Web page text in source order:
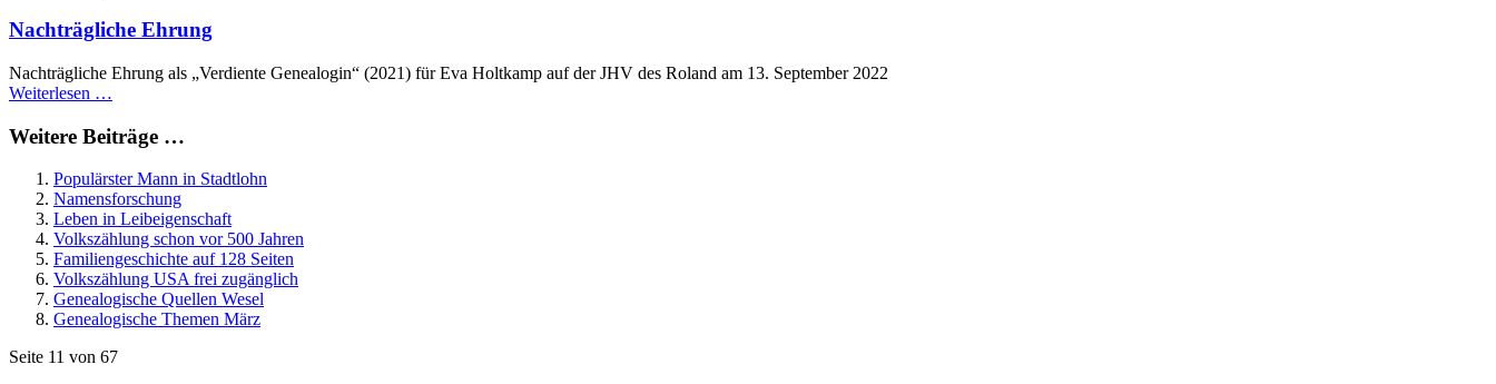
Nachträgliche Ehrung
Nachträgliche Ehrung als „Verdiente Genealogin“ (2021) für Eva Holtkamp auf der JHV des Roland am 13. September 2022
Weiterlesen …
Weitere Beiträge …
Populärster Mann in Stadtlohn
Namensforschung
Leben in Leibeigenschaft
Volkszählung schon vor 500 Jahren
Familiengeschichte auf 128 Seiten
Volkszählung USA frei zugänglich
Genealogische Quellen Wesel
Genealogische Themen März
Seite 11 von 67